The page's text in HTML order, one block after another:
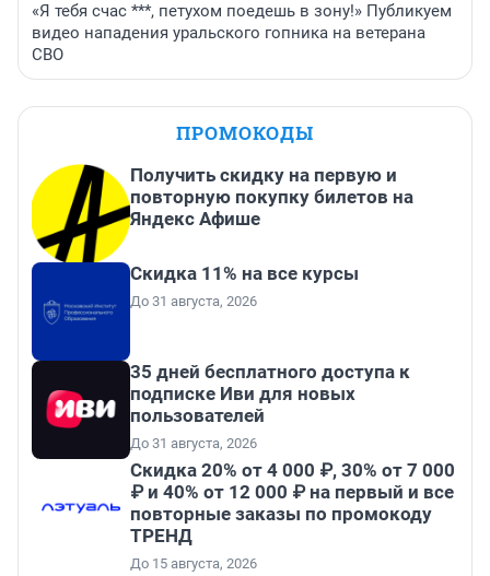
«Я тебя счас ***, петухом поедешь в зону!» Публикуем
видео нападения уральского гопника на ветерана
СВО
ПРОМОКОДЫ
Получить скидку на первую и
повторную покупку билетов на
Яндекс Афише
Скидка 11% на все курсы
До 31 августа, 2026
35 дней бесплатного доступа к
подписке Иви для новых
пользователей
До 31 августа, 2026
Скидка 20% от 4 000 ₽, 30% от 7 000
₽ и 40% от 12 000 ₽ на первый и все
повторные заказы по промокоду
ТРЕНД
До 15 августа, 2026